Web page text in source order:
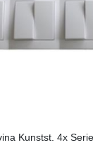
Kunstst. 4x